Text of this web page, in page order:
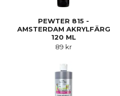
PEWTER 815 -
AMSTERDAM AKRYLFÄRG
120 ML
89 kr